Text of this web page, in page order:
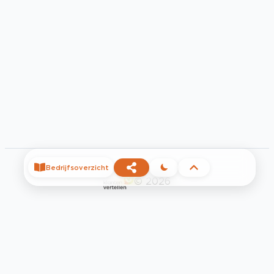
© 2026
Bedrijfsoverzicht